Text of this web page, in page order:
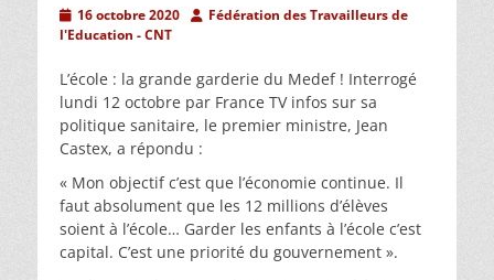
Posted
on
16 octobre 2020 AuthorFédération des Travailleurs de
l'Education - CNT
L’école : la grande garderie du Medef ! Interrogé
lundi 12 octobre par France TV infos sur sa
politique sanitaire, le premier ministre, Jean
Castex, a répondu :
« Mon objectif c’est que l’économie continue. Il
faut absolument que les 12 millions d’élèves
soient à l’école… Garder les enfants à l’école c’est
capital. C’est une priorité du gouvernement ».